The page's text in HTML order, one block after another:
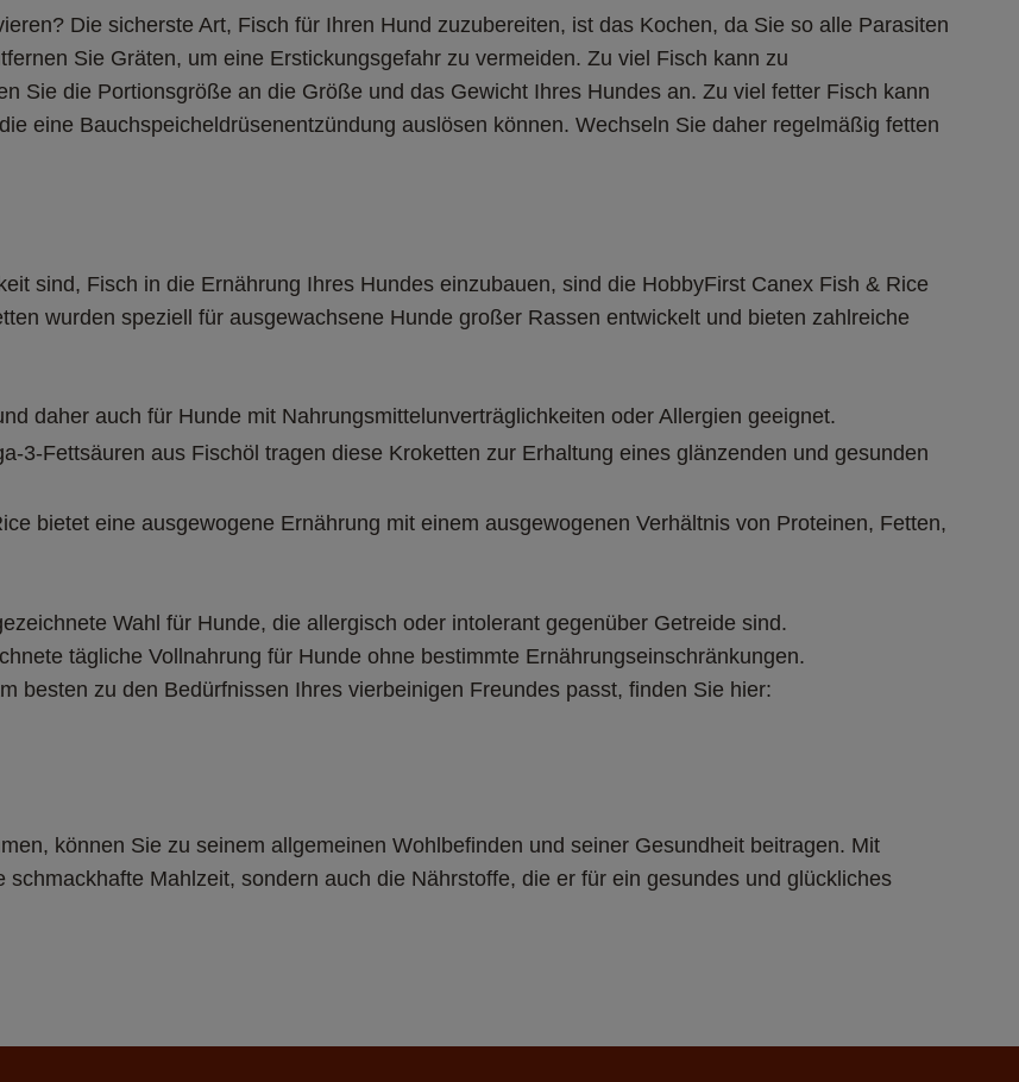
Die sicherste Art, Fisch für Ihren Hund zuzubereiten, ist das Kochen, da Sie so alle Parasiten
Sie Gräten, um eine Erstickungsgefahr zu vermeiden. Zu viel Fisch kann zu
Sie die Portionsgröße an die Größe und das Gewicht Ihres Hundes an. Zu viel fetter Fisch kann
eine Bauchspeicheldrüsenentzündung auslösen können. Wechseln Sie daher regelmäßig fetten
sind, Fisch in die Ernährung Ihres Hundes einzubauen, sind die HobbyFirst Canex Fish & Rice
wurden speziell für ausgewachsene Hunde großer Rassen entwickelt und bieten zahlreiche
daher auch für Hunde mit Nahrungsmittelunverträglichkeiten oder Allergien geeignet.
3-Fettsäuren aus Fischöl tragen diese Kroketten zur Erhaltung eines glänzenden und gesunden
bietet eine ausgewogene Ernährung mit einem ausgewogenen Verhältnis von Proteinen, Fetten,
Wahl für Hunde, die allergisch oder intolerant gegenüber Getreide sind.
tägliche Vollnahrung für Hunde ohne bestimmte Ernährungseinschränkungen.
besten zu den Bedürfnissen Ihres vierbeinigen Freundes passt, finden Sie hier:
können Sie zu seinem allgemeinen Wohlbefinden und seiner Gesundheit beitragen. Mit
Mahlzeit, sondern auch die Nährstoffe, die er für ein gesundes und glückliches